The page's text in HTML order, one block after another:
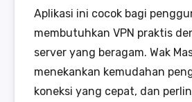
Aplikasi ini cocok bagi
membutuhkan VPN praktis
server yang beragam. Wak
menekankan kemudahan
koneksi yang cepat, dan